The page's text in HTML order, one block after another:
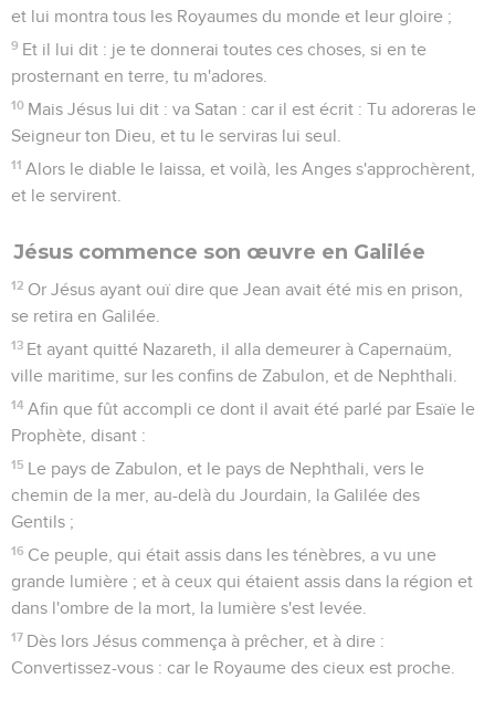
et lui montra tous les Royaumes du monde et leur gloire ;
9 Et il lui dit : je te donnerai toutes ces choses, si en te
prosternant en terre, tu m'adores.
10 Mais Jésus lui dit : va Satan : car il est écrit : Tu adoreras le
Seigneur ton Dieu, et tu le serviras lui seul.
11 Alors le diable le laissa, et voilà, les Anges s'approchèrent,
et le servirent.
Jésus commence son œuvre en Galilée
12 Or Jésus ayant ouï dire que Jean avait été mis en prison,
se retira en Galilée.
13 Et ayant quitté Nazareth, il alla demeurer à Capernaüm,
ville maritime, sur les confins de Zabulon, et de Nephthali.
14 Afin que fût accompli ce dont il avait été parlé par Esaïe le
Prophète, disant :
15 Le pays de Zabulon, et le pays de Nephthali, vers le
chemin de la mer, au-delà du Jourdain, la Galilée des
Gentils ;
16 Ce peuple, qui était assis dans les ténèbres, a vu une
grande lumière ; et à ceux qui étaient assis dans la région et
dans l'ombre de la mort, la lumière s'est levée.
17 Dès lors Jésus commença à prêcher, et à dire :
Convertissez-vous : car le Royaume des cieux est proche.